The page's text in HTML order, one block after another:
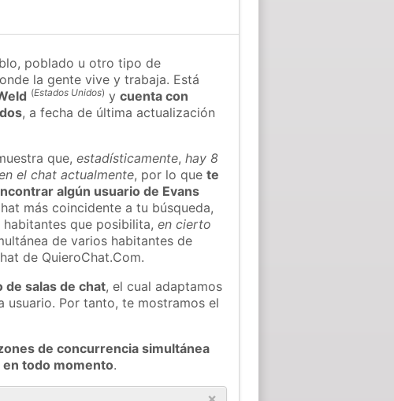
poblado u otro tipo de
la gente vive y trabaja. Está
(Estados Unidos) ycuenta con
, a fecha de última actualización
que,estadísticamente,hay 8
el chat actualmente, por lo quete
algún usuario de Evans
más coincidente a tu búsqueda,
habitantes que posibilita,en cierto
de varios habitantes de
de QuieroChat.Com.
de salas de chat, el cual adaptamos
usuario. Por tanto, te mostramos el
de concurrencia simultánea
todo momento.